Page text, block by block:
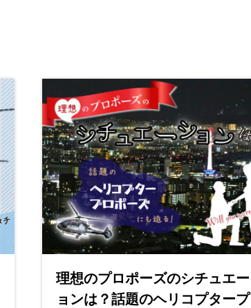
理想のプロポーズのシチュエ
ョンは？話題のヘリコプター